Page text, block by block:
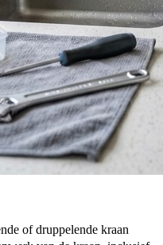
of druppelende kraan